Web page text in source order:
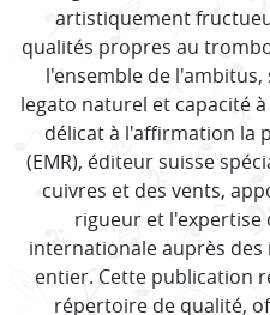
artistiquement
qualités propres au
l'ensemble de
legato naturel et capacité
délicat à l'affirmation la
(EMR), éditeur suisse
cuivres et des vents,
rigueur et
internationale auprès
entier. Cette publication
répertoire de qualité,